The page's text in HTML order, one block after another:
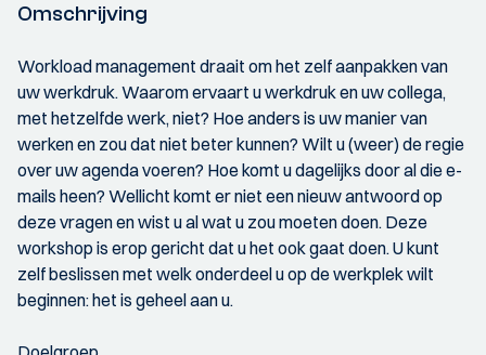
Omschrijving
Workload management draait om het zelf aanpakken van
uw werkdruk. Waarom ervaart u werkdruk en uw collega,
met hetzelfde werk, niet? Hoe anders is uw manier van
werken en zou dat niet beter kunnen? Wilt u (weer) de regie
over uw agenda voeren? Hoe komt u dagelijks door al die e-
mails heen? Wellicht komt er niet een nieuw antwoord op
deze vragen en wist u al wat u zou moeten doen. Deze
workshop is erop gericht dat u het ook gaat doen. U kunt
zelf beslissen met welk onderdeel u op de werkplek wilt
beginnen: het is geheel aan u.